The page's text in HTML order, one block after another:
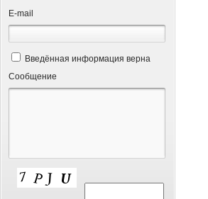
Е-mail
Введённая информация верна
Сообщение